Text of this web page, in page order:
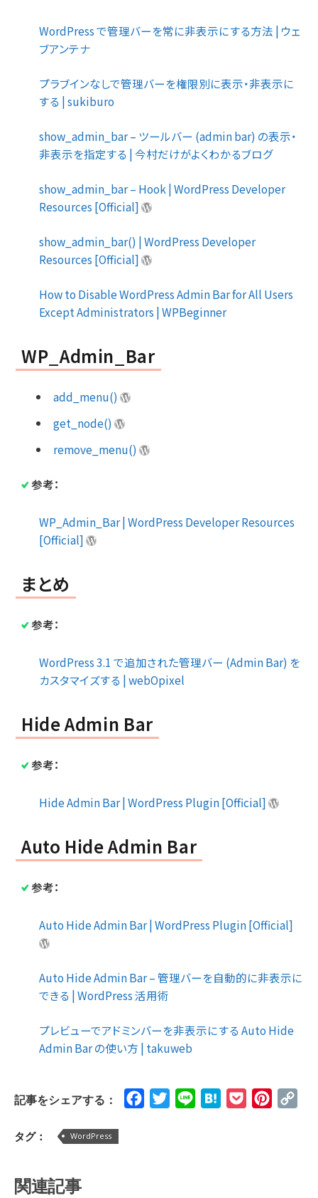
WordPress で管理バーを常に非表示にする方法 | ウェ
ブアンテナ
プラブインなしで管理バーを権限別に表示・非表示に
する | sukiburo
show_admin_bar – ツールバー (admin bar) の表示・
非表示を指定する | 今村だけがよくわかるブログ
show_admin_bar – Hook | WordPress Developer
Resources [Official]
show_admin_bar() | WordPress Developer
Resources [Official]
How to Disable WordPress Admin Bar for All Users
Except Administrators | WPBeginner
WP_Admin_Bar
add_menu()
get_node()
remove_menu()
参考：
WP_Admin_Bar | WordPress Developer Resources
[Official]
まとめ
参考：
WordPress 3.1 で追加された管理バー (Admin Bar) を
カスタマイズする | webOpixel
Hide Admin Bar
参考：
Hide Admin Bar | WordPress Plugin [Official]
Auto Hide Admin Bar
参考：
Auto Hide Admin Bar | WordPress Plugin [Official]
Auto Hide Admin Bar – 管理バーを自動的に非表示に
できる | WordPress 活用術
プレビューでアドミンバーを非表示にする Auto Hide
Admin Bar の使い方 | takuweb
記事をシェアする： FacebookTwitterLine HatenaPocket
タグ： WordPress
関連記事